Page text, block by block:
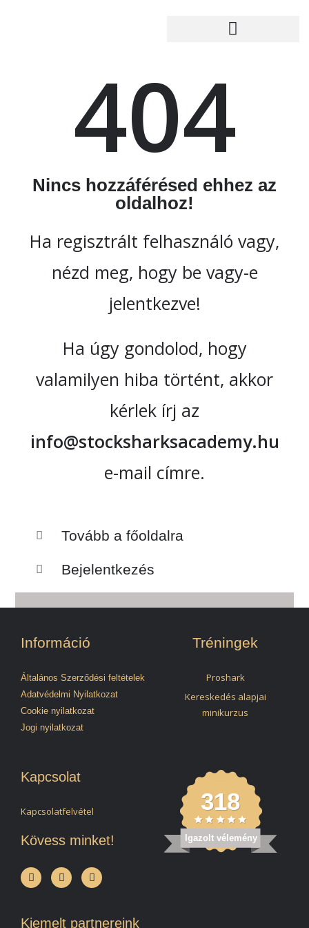
404
Nincs hozzáférésed ehhez az
oldalhoz!
Ha regisztrált felhasználó vagy,
nézd meg, hogy be vagy-e
jelentkezve!
Ha úgy gondolod, hogy
valamilyen hiba történt, akkor
kérlek írj az
info@stocksharksacademy.hu
e-mail címre.
Tovább a főoldalra
Bejelentkezés
Információ
Általános Szerződési feltételek
Adatvédelmi Nyilatkozat
Cookie nyilatkozat
Jogi nyilatkozat
Tréningek
Proshark
Kereskedés alapjai
minikurzus
Kapcsolat
Kapcsolatfelvétel
Kövess minket!
318
Igazolt vélemény
Kiemelt partnereink